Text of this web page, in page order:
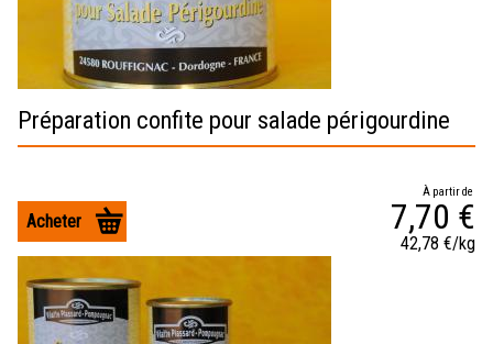
Préparation confite pour salade périgourdine
À partir de
7,70 €
42,78 €/kg
Acheter